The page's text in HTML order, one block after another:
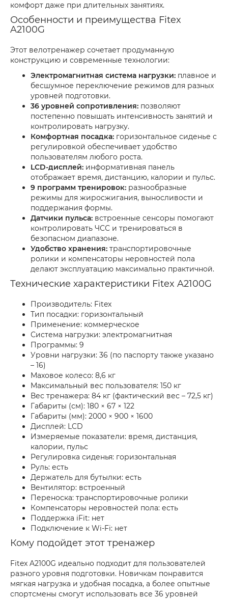
комфорт даже при длительных занятиях.
Особенности и преимущества Fitex
A2100G
Этот велотренажер сочетает продуманную
конструкцию и современные технологии:
Электромагнитная система нагрузки: плавное и
бесшумное переключение режимов для разных
уровней подготовки.
36 уровней сопротивления: позволяют
постепенно повышать интенсивность занятий и
контролировать нагрузку.
Комфортная посадка: горизонтальное сиденье с
регулировкой обеспечивает удобство
пользователям любого роста.
LCD-дисплей: информативная панель
отображает время, дистанцию, калории и пульс.
9 программ тренировок: разнообразные
режимы для жиросжигания, выносливости и
поддержания формы.
Датчики пульса: встроенные сенсоры помогают
контролировать ЧСС и тренироваться в
безопасном диапазоне.
Удобство хранения: транспортировочные
ролики и компенсаторы неровностей пола
делают эксплуатацию максимально практичной.
Технические характеристики Fitex A2100G
Производитель: Fitex
Тип посадки: горизонтальный
Применение: коммерческое
Система нагрузки: электромагнитная
Программы: 9
Уровни нагрузки: 36 (по паспорту также указано
– 16)
Маховое колесо: 8,6 кг
Максимальный вес пользователя: 150 кг
Вес тренажера: 84 кг (фактический вес – 72,5 кг)
Габариты (см): 180 × 67 × 122
Габариты (мм): 2000 × 900 × 1600
Дисплей: LCD
Измеряемые показатели: время, дистанция,
калории, пульс
Регулировка сиденья: горизонтальная
Руль: есть
Держатель для бутылки: есть
Вентилятор: встроенный
Переноска: транспортировочные ролики
Компенсаторы неровностей пола: есть
Поддержка iFit: нет
Подключение к Wi-Fi: нет
Кому подойдет этот тренажер
Fitex A2100G идеально подходит для пользователей
разного уровня подготовки. Новичкам понравится
мягкая нагрузка и удобная посадка, а более опытные
спортсмены смогут использовать все 36 уровней